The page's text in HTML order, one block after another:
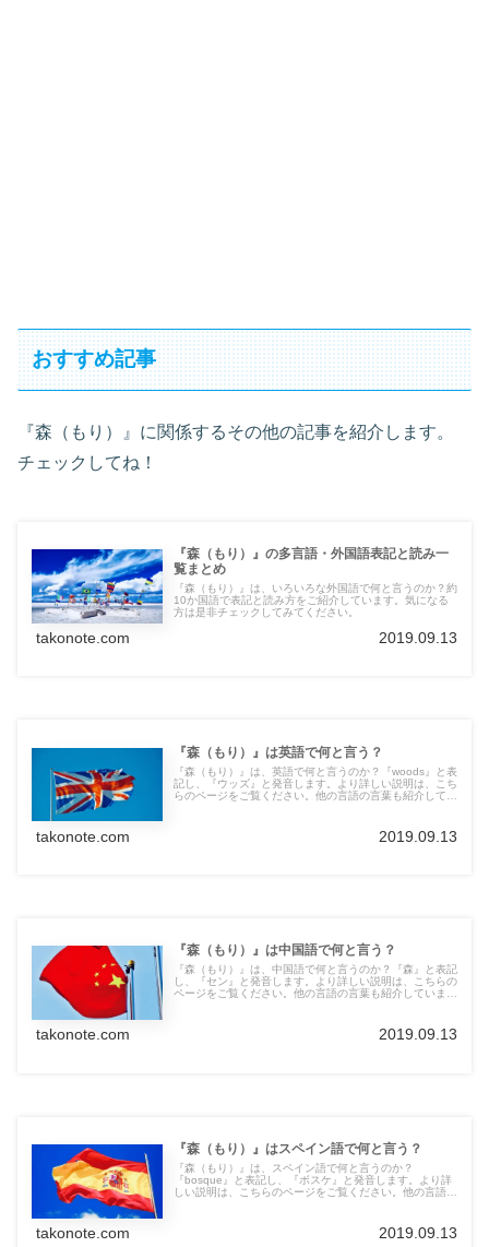
おすすめ記事
『森（もり）』に関係するその他の記事を紹介します。
チェックしてね！
『森（もり）』の多言語・外国語表記と読み一
覧まとめ
『森（もり）』は、いろいろな外国語で何と言うのか？約
10か国語で表記と読み方をご紹介しています。気になる
方は是非チェックしてみてください。
takonote.com 2019.09.13
『森（もり）』は英語で何と言う？
『森（もり）』は、英語で何と言うのか？『woods』と表
記し、『ウッズ』と発音します。より詳しい説明は、こち
らのページをご覧ください。他の言語の言葉も紹介してい
takonote.com 2019.09.13
『森（もり）』は中国語で何と言う？
『森（もり）』は、中国語で何と言うのか？『森』と表記
し、『セン』と発音します。より詳しい説明は、こちらの
ページをご覧ください。他の言語の言葉も紹介していま
takonote.com 2019.09.13
『森（もり）』はスペイン語で何と言う？
『森（もり）』は、スペイン語で何と言うのか？
『bosque』と表記し、『ボスケ』と発音します。より詳
しい説明は、こちらのページをご覧ください。他の言語の
takonote.com 2019.09.13